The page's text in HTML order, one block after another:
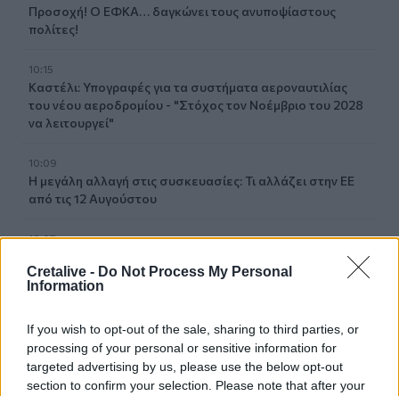
Cretalive - Do Not Process My Personal
Information
If you wish to opt-out of the sale, sharing to third parties, or
processing of your personal or sensitive information for
targeted advertising by us, please use the below opt-out
section to confirm your selection. Please note that after your
Προσοχή! Ο ΕΦΚΑ… δαγκώνει τους ανυποψίαστους
πολίτες!
10:15
Καστέλι: Υπογραφές για τα συστήματα αεροναυτιλίας
του νέου αεροδρομίου - "Στόχος τον Νοέμβριο του 2028
να λειτουργεί"
10:09
Η μεγάλη αλλαγή στις συσκευασίες: Τι αλλάζει στην ΕΕ
από τις 12 Αυγούστου
10:07
Σαββατοκύριακο
«Το Δικαίωμα» γίνεται λογοτεχνία: Ο Δήμος Αγίου
Νικολάου προκηρύσσει τον 33ο Πανελλήνιο Λογοτεχνικό
Διαγωνισμό